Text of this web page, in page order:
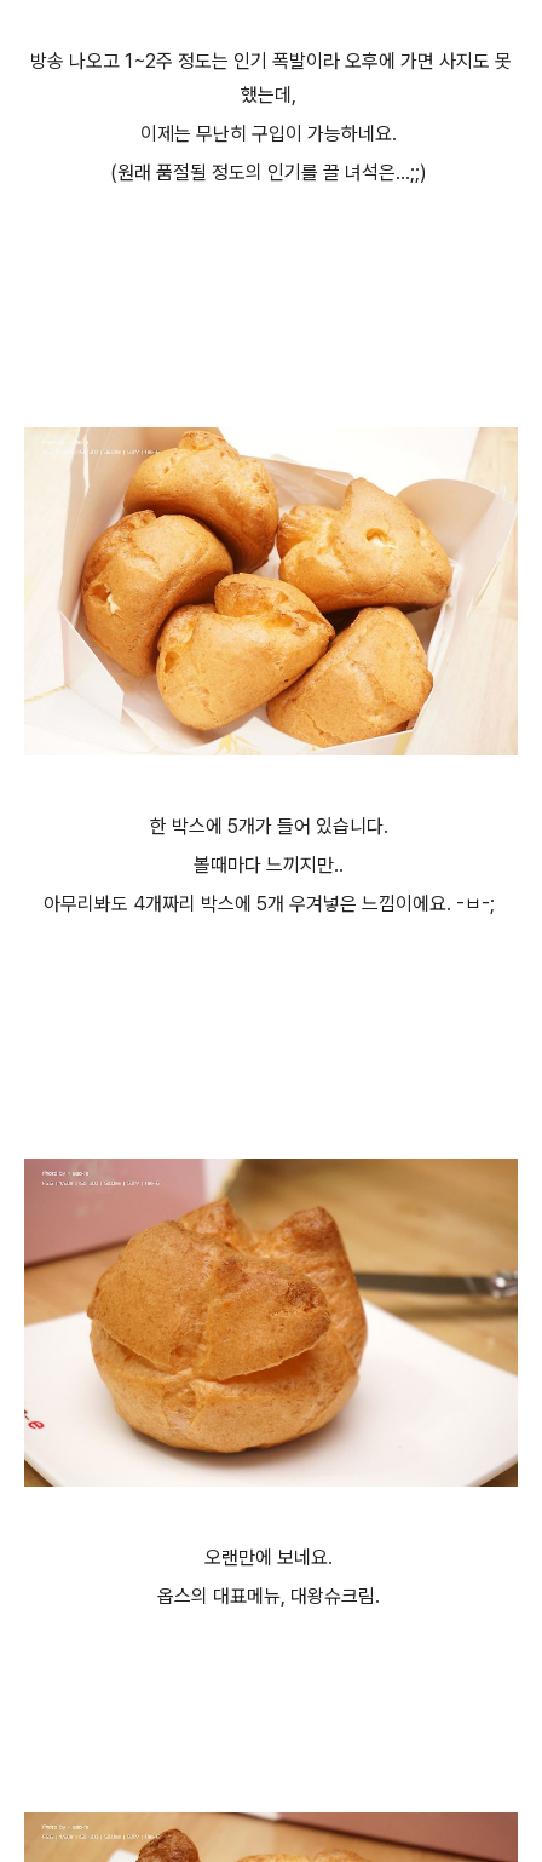
방송 나오고 1~2주 정도는 인기 폭발이라 오후에 가면 사지도 못
했는데,
이제는 무난히 구입이 가능하네요.
(원래 품절될 정도의 인기를 끌 녀석은...;;)
한 박스에 5개가 들어 있습니다.
볼때마다 느끼지만..
아무리봐도 4개짜리 박스에 5개 우겨넣은 느낌이에요. -ㅂ-;
오랜만에 보네요.
옵스의 대표메뉴, 대왕슈크림.